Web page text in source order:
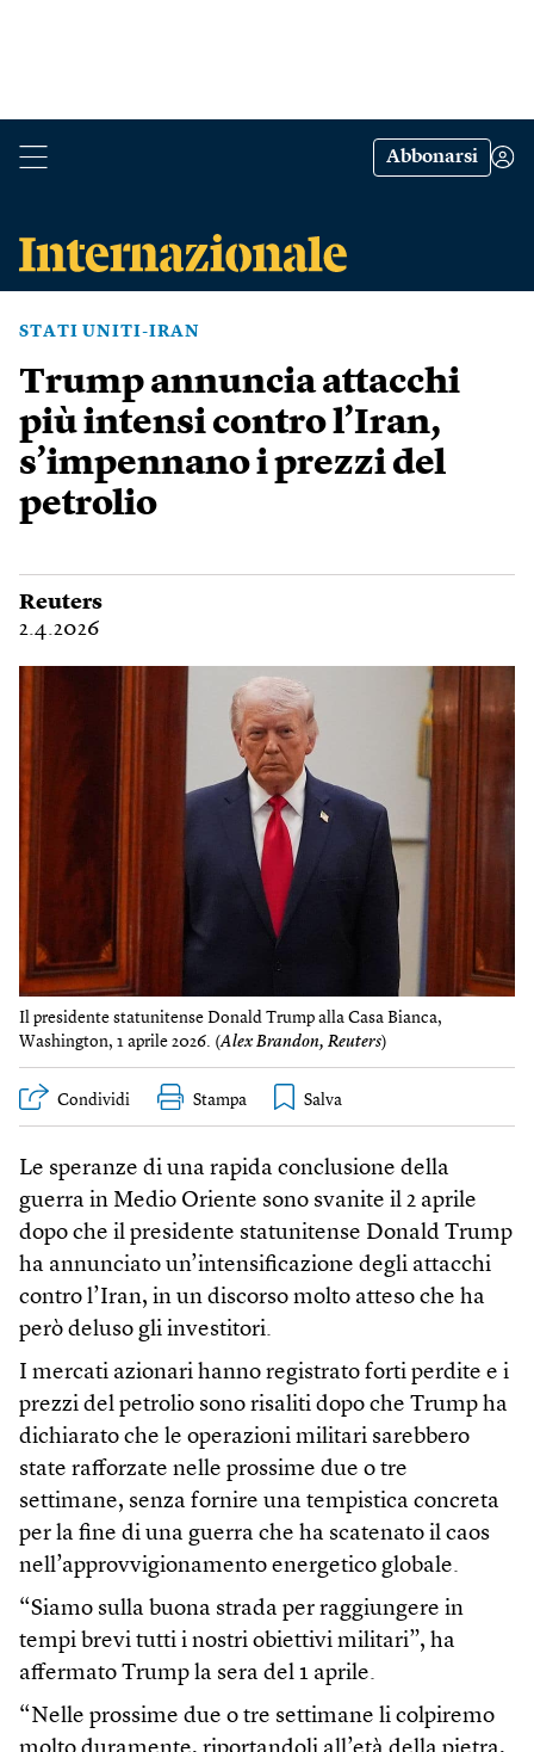
Abbonarsi
STATI UNITI-IRAN
Trump annuncia attacchi
più intensi contro l’Iran,
s’impennano i prezzi del
petrolio
Reuters
2.4.2026
Il presidente statunitense Donald Trump alla Casa Bianca,
Washington, 1 aprile 2026. (Alex Brandon, Reuters)
Condividi Stampa
Le speranze di una rapida conclusione della
guerra in Medio Oriente sono svanite il 2 aprile
dopo che il presidente statunitense Donald Trump
ha annunciato un’intensificazione degli attacchi
contro l’Iran, in un discorso molto atteso che ha
però deluso gli investitori.
I mercati azionari hanno registrato forti perdite e i
prezzi del petrolio sono risaliti dopo che Trump ha
dichiarato che le operazioni militari sarebbero
state rafforzate nelle prossime due o tre
settimane, senza fornire una tempistica concreta
per la fine di una guerra che ha scatenato il caos
nell’approvvigionamento energetico globale.
“Siamo sulla buona strada per raggiungere in
tempi brevi tutti i nostri obiettivi militari”, ha
affermato Trump la sera del 1 aprile.
“Nelle prossime due o tre settimane li colpiremo